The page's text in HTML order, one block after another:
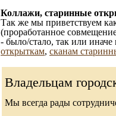
Коллажи, старинные
Так же мы приветствуем
(проработанное
- было/стало, так или
открыткам, сканам
Владельцам
Мы всегда рады